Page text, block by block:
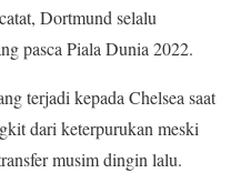
Dortmund selalu
pasca Piala Dunia 2022.
terjadi kepada Chelsea saat
dari keterpurukan meski
musim dingin lalu.